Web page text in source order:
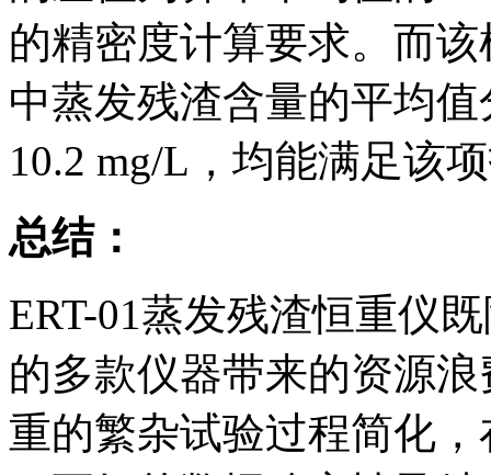
的精密度计算要求。而
中蒸发残渣含量的平均
10.2 mg/L，均能满足该
总结：
ERT-01蒸发残渣恒重仪
的多款仪器带来的资源
重的繁杂试验过程简化